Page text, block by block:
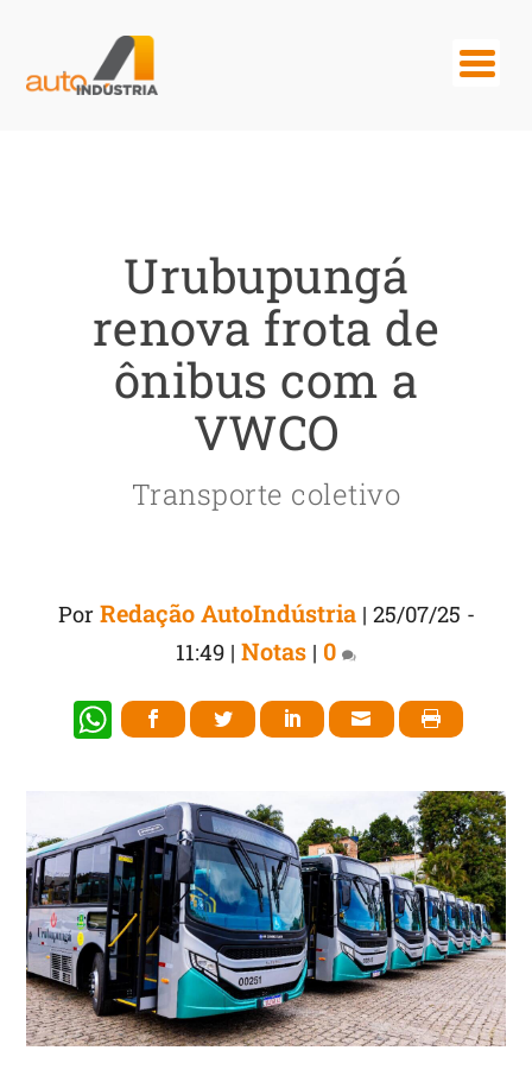
Urubupungá
renova frota de
ônibus com a
VWCO
Transporte coletivo
Por Redação AutoIndústria| 25/07/25 -
11:49 | Notas | 0
W
s
A
p
p